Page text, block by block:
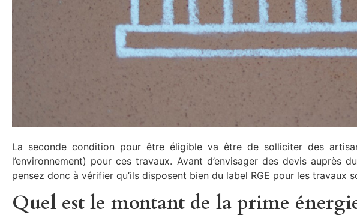
La seconde condition pour être éligible va être de solliciter des
l’environnement) pour ces travaux. Avant d’envisager des devis auprès
pensez donc à vérifier qu’ils disposent bien du label RGE pour les travaux
Quel est le montant de la prime